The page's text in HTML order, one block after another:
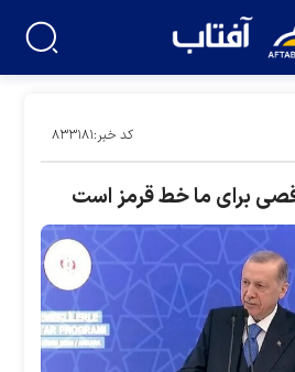
کد خبر:۸۳۳۱۸۱
برای ما خط قرمز است